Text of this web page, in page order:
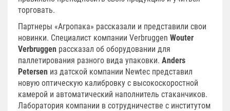
торговать.
Партнеры «Агропака» рассказали и представили свои
новинки. Специалист компании Verbruggen Wouter
Verbruggen рассказал об оборудовании для
паллетирования разного вида упаковки. Anders
Petersen из датской компании Newtec представил
новую оптическую калибровку с высокоскоростной
камерой и автоматический наполнитель стаканчиков.
Лаборатория компании в сотрудничестве с институтом